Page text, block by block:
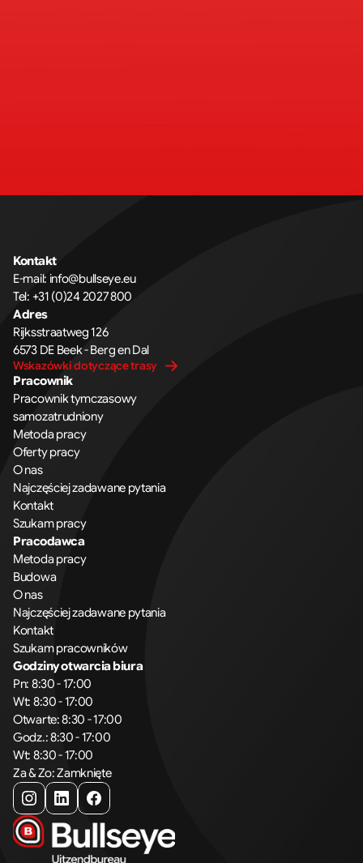
Kontakt
E-mail: info@bullseye.eu
Tel: +31 (0)24 2027 800
Adres
Rijksstraatweg 126
6573 DE Beek - Berg en Dal
Wskazówki dotyczące trasy
Pracownik
Pracownik tymczasowy
samozatrudniony
Metoda pracy
Oferty pracy
O nas
Najczęściej zadawane pytania
Kontakt
Szukam pracy
Pracodawca
Metoda pracy
Budowa
O nas
Najczęściej zadawane pytania
Kontakt
Szukam pracowników
Godziny otwarcia biura
Pn: 8:30 - 17:00
Wt: 8:30 - 17:00
Otwarte: 8:30 - 17:00
Godz.: 8:30 - 17:00
Wt: 8:30 - 17:00
Za & Zo: Zamknięte